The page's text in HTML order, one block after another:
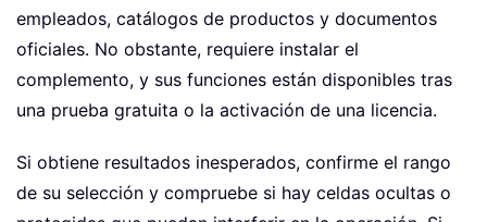
empleados, catálogos de productos y documentos
oficiales. No obstante, requiere instalar el
complemento, y sus funciones están disponibles tras
una prueba gratuita o la activación de una licencia.
Si obtiene resultados inesperados, confirme el rango
de su selección y compruebe si hay celdas ocultas o